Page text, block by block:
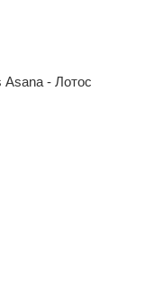
- Лотос